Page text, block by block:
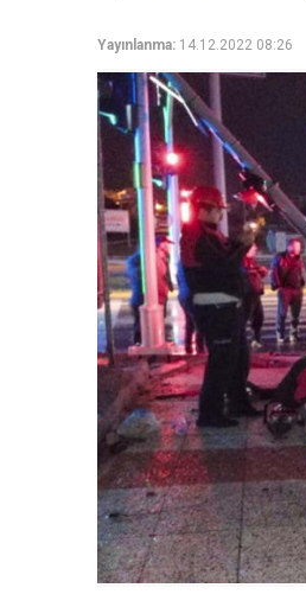
Yayınlanma: 14.12.2022 08:26